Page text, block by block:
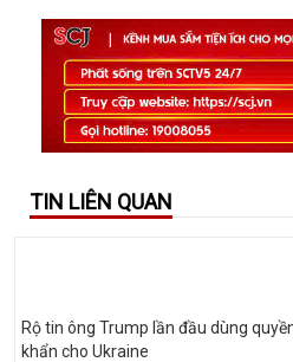
TIN LIÊN QUAN
Rộ tin ông Trump lần đầu dùng
khẩn cho Ukraine